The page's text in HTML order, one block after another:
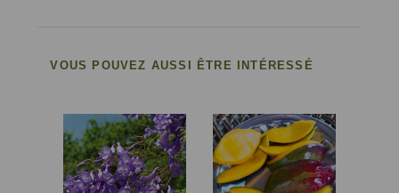
VOUS POUVEZ AUSSI ÊTRE INTÉRESSÉ